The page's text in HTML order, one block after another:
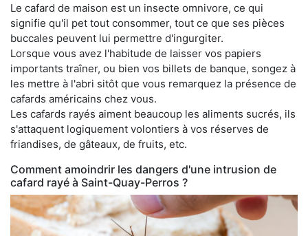
Le cafard de maison est un insecte omnivore, ce qui
signifie qu'il pet tout consommer, tout ce que ses pièces
buccales peuvent lui permettre d'ingurgiter.
Lorsque vous avez l'habitude de laisser vos papiers
importants traîner, ou bien vos billets de banque, songez à
les mettre à l'abri sitôt que vous remarquez la présence de
cafards américains chez vous.
Les cafards rayés aiment beaucoup les aliments sucrés, ils
s'attaquent logiquement volontiers à vos réserves de
friandises, de gâteaux, de fruits, etc.
Comment amoindrir les dangers d'une intrusion de
cafard rayé à Saint-Quay-Perros ?